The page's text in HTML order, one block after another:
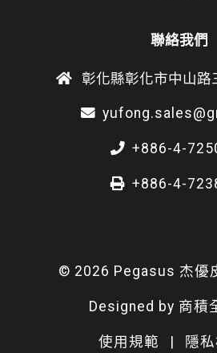
聯絡我們
彰化縣彰化市中山路
+886-4-
+886-4-
© 2026 Pegasus 杰優
Designed by 商積
使用規範 | 隱